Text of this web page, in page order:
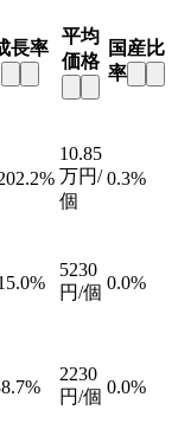
長率
平均
価格
国産比
率
10.85
万円/
個
0.3%
5230
円/個 0.0%
2230
円/個 0.0%